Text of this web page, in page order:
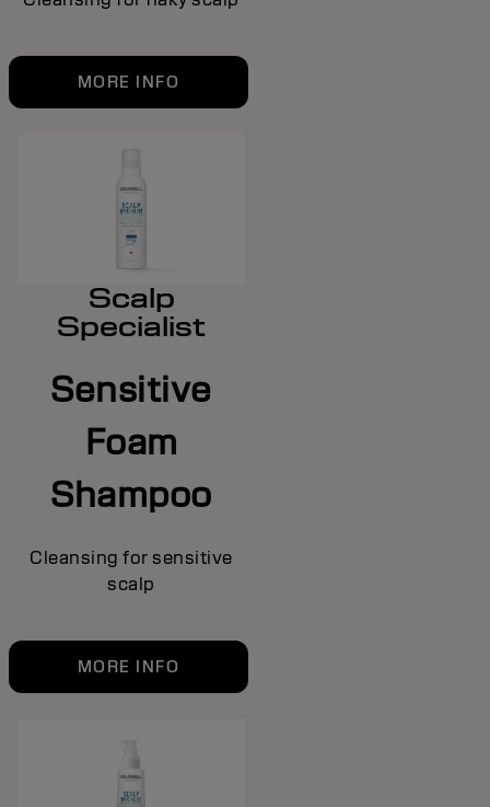
MORE INFO
Scalp
Specialist
Sensitive
Foam
Shampoo
Cleansing for sensitive
scalp
MORE INFO